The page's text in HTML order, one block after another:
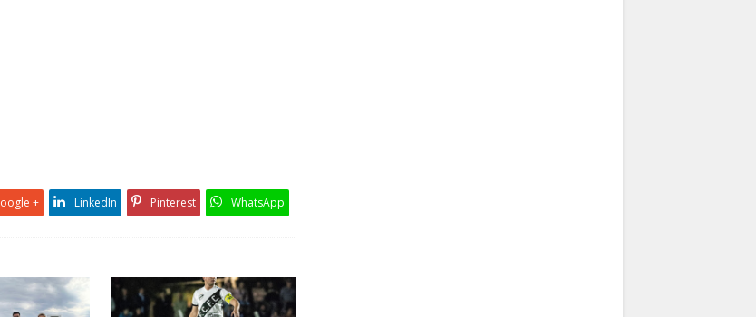
+ LinkedIn Pinterest WhatsApp